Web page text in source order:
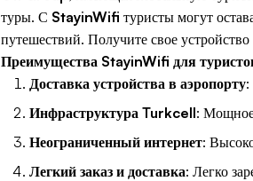
туры. С StayinWifi туристы могут
путешествий. Получите свое
Преимущества StayinWifi для
Доставка устройства в аэропорту
Инфраструктура Turkcell:
Неограниченный интернет:
Легкий заказ и доставка: Легко